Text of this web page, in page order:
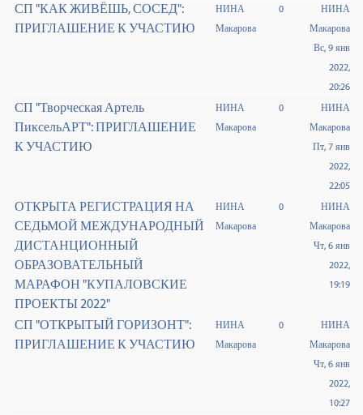
СП "КАК ЖИВЁШЬ, СОСЕД":
ПРИГЛАШЕНИЕ К УЧАСТИЮ
НИНА
Макарова
0
НИНА
Макарова
Вс, 9 янв
2022,
20:26
СП "Творческая Артель
ПиксельАРТ": ПРИГЛАШЕНИЕ
К УЧАСТИЮ
НИНА
Макарова
0
НИНА
Макарова
Пт, 7 янв
2022,
22:05
ОТКРЫТА РЕГИСТРАЦИЯ НА
СЕДЬМОЙ МЕЖДУНАРОДНЫЙ
ДИСТАНЦИОННЫЙ
ОБРАЗОВАТЕЛЬНЫЙ
МАРАФОН "КУПАЛОВСКИЕ
ПРОЕКТЫ 2022"
НИНА
Макарова
0
НИНА
Макарова
Чт, 6 янв
2022,
19:19
СП "ОТКРЫТЫЙ ГОРИЗОНТ":
ПРИГЛАШЕНИЕ К УЧАСТИЮ
НИНА
Макарова
0
НИНА
Макарова
Чт, 6 янв
2022,
10:27